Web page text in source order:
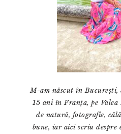
M-am născut în București,
15 ani în Franța, pe
de natură, fotografie,
bune, iar aici scriu despre